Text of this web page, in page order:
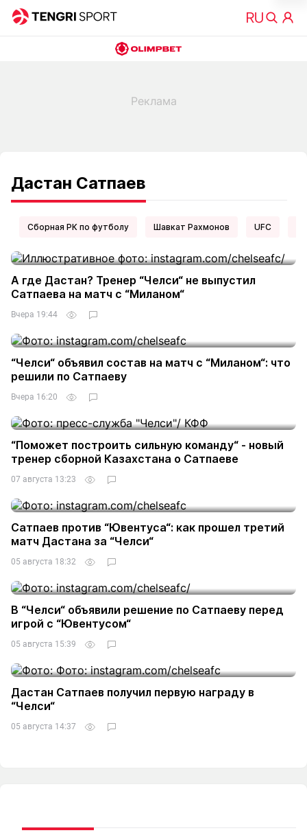
Дастан Сатпаев
Сборная РК по футболу Шавкат Рахмонов UFC
А где Дастан? Тренер “Челси“ не выпустил
Сатпаева на матч с “Миланом“
Вчера 19:44
“Челси“ объявил состав на матч с “Миланом“: что
решили по Сатпаеву
Вчера 16:20
“Поможет построить сильную команду“ - новый
тренер сборной Казахстана о Сатпаеве
07 августа 13:23
Сатпаев против “Ювентуса“: как прошел третий
матч Дастана за “Челси“
05 августа 18:32
В “Челси“ объявили решение по Сатпаеву перед
игрой с “Ювентусом“
05 августа 15:39
Дастан Сатпаев получил первую награду в
“Челси“
05 августа 14:37